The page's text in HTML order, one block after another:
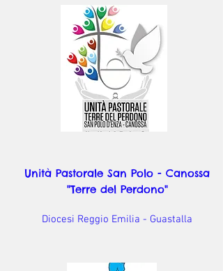
Unità Pastorale San Polo - Canossa
"Terre del Perdono"
Diocesi Reggio Emilia - Guastalla